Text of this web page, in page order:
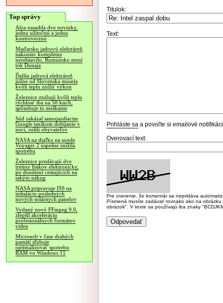
Top správy
Alza nasadila dve novinky,
jednu užitočnú a jednu
kontroverznú
Maďarsko jadrovú elektráreň
nakoniec kompletne
neodstavilo, Rumunsko mení
tok Dunaja
Ďalšia jadrová elektráreň
južne od Slovenska musela
kvôli teplu znížiť výkon
Železnice znižujú kvôli teplu
rýchlosť iba na 50 km/h,
spôsobuje to meškanie
Súd zakázal samojazdiacim
Google taxíkom dobíjanie v
noci, rušili obyvateľov
NASA na diaľku na sonde
Voyager 2 úspešne znížila
spotrebu
Železnice predávajú dve
tretiny lístkov elektronicky,
po donútení cestujúcich na
takýto nákup
NASA pripravuje ISS na
inštaláciu posledných
nových solárnych panelov
Vydaný nový FFmpeg 9.0,
zlepšil akceleráciu
profesionálnych formátov
videa
Microsoft v čase drahých
pamätí sľubuje
optimalizovať spotrebu
RAM vo Windows 11
Titulok:
Text:
Prihláste sa a povoľte si emailové
Overovací text:
Pre overenie, že komentár sa nepridáva
Písmená musíte zadávať rovnako ako na
obrázok". V texte sa používajú iba znaky